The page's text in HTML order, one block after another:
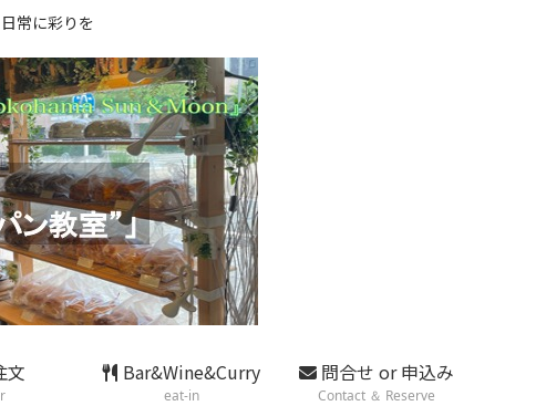
常に彩りを
文 Bar&Wine&Curry
eat-in
問合せ or 申込み
Contact ＆ Reserve